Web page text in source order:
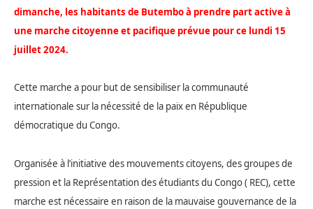
dimanche, les habitants de Butembo à prendre part active à
une marche citoyenne et pacifique prévue pour ce lundi 15
juillet 2024.
Cette marche a pour but de sensibiliser la communauté
internationale sur la nécessité de la paix en République
démocratique du Congo.
Organisée à l’initiative des mouvements citoyens, des groupes de
pression et la Représentation des étudiants du Congo ( REC), cette
marche est nécessaire en raison de la mauvaise gouvernance de la